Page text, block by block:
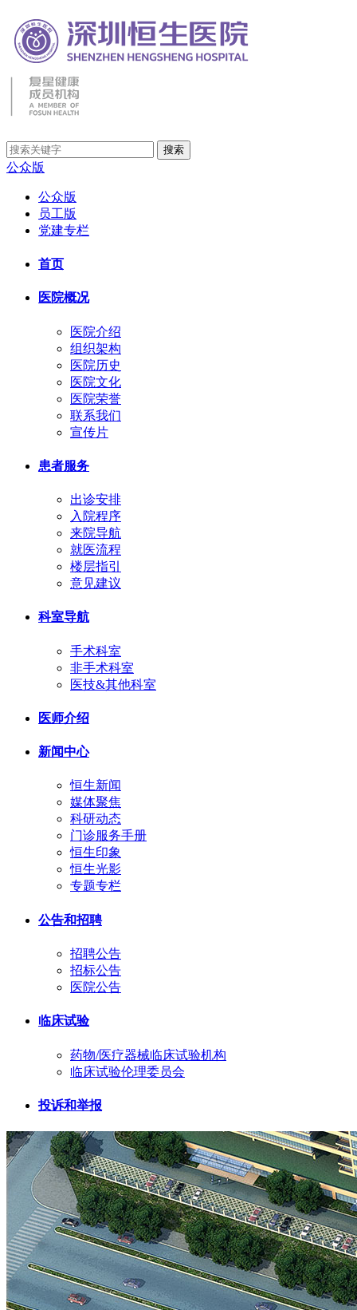
公众版
公众版
员工版
党建专栏
首页
医院概况
医院介绍
组织架构
医院历史
医院文化
医院荣誉
联系我们
宣传片
患者服务
出诊安排
入院程序
来院导航
就医流程
楼层指引
意见建议
科室导航
手术科室
非手术科室
医技&其他科室
医师介绍
新闻中心
恒生新闻
媒体聚焦
科研动态
门诊服务手册
恒生印象
恒生光影
专题专栏
公告和招聘
招聘公告
招标公告
医院公告
临床试验
药物/医疗器械临床试验机构
临床试验伦理委员会
投诉和举报